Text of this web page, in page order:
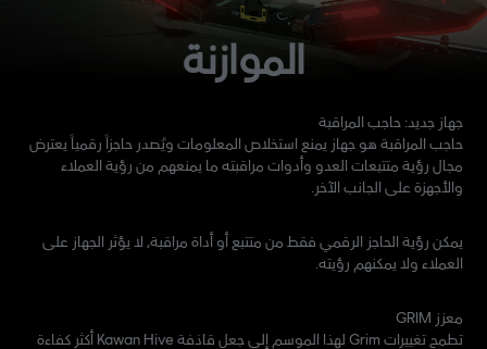
الموازنة
جهاز جديد: حاجب المراقبة
حاجب المراقبة هو جهاز يمنع استخلاص المعلومات ويُصدر حاجزاً رقمياً يعترض
مجال رؤية متتبعات العدو وأدوات مراقبته ما يمنعهم من رؤية العملاء
والأجهزة على الجانب الآخر.
يمكن رؤية الحاجز الرقمي فقط من متتبع أو أداة مراقبة، لا يؤثر الجهاز على
العملاء ولا يمكنهم رؤيته.
معزز GRIM
تطمح تغييرات Grim لهذا الموسم إلى جعل قاذفة Kawan Hive أكثر كفاءة